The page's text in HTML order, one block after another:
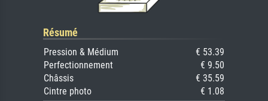
Résumé
Pression & Médium
€ 53.39
Perfectionnement
€ 9.50
Châssis
€ 35.59
Cintre photo
€ 1.08